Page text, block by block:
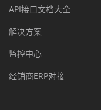
API接口文档大全
解决方案
监控中心
经销商ERP对接